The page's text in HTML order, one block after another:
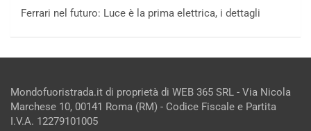
Ferrari nel futuro: Luce è la prima elettrica, i dettagli
Mondofuoristrada.it di proprietà di WEB 365 SRL - Via Nicola
Marchese 10, 00141 Roma (RM) - Codice Fiscale e Partita
I.V.A. 12279101005